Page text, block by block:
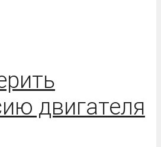
двигателя